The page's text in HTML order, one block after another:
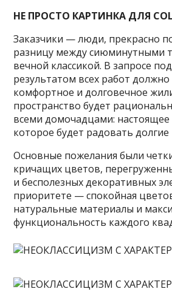
НЕ ПРОСТО КАРТИНКА ДЛЯ
Заказчики — люди, прекрасно
разницу между сиюминутными
вечной классикой. В запросе
результатом всех работ должно
комфортное и долговечное
пространство будет
всеми домочадцами: настоящее
которое будет радовать долгие
Основные пожелания были
кричащих цветов,
и бесполезных декоративных
приоритете — спокойная
натуральные материалы и
функциональность каждого